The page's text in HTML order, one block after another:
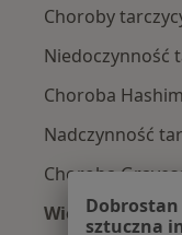
Choroby
Niedoczynność
Choroba
Nadczynność
Choroba
Więcej (15)
sztuczna